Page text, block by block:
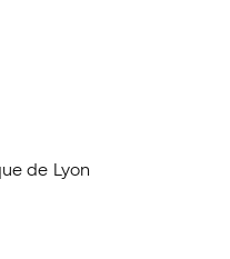
de Lyon